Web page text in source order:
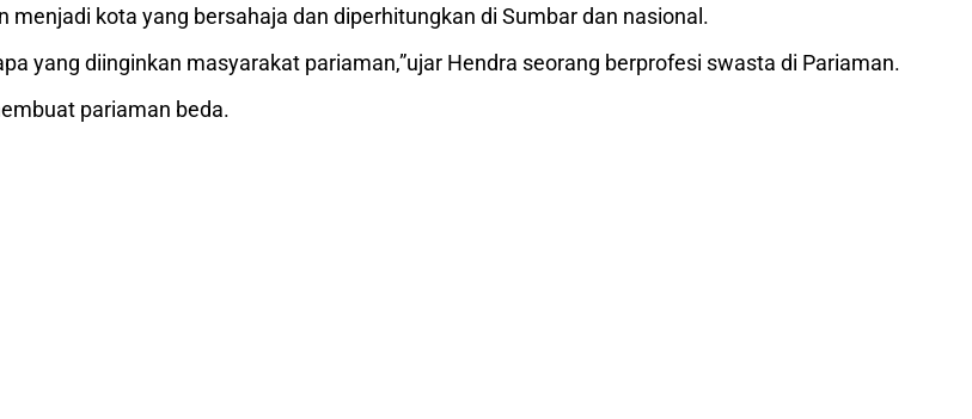
kota yang bersahaja dan diperhitungkan di Sumbar dan nasional.
yang diinginkan masyarakat pariaman,”ujar Hendra seorang berprofesi swasta di Pariaman.
pariaman beda.